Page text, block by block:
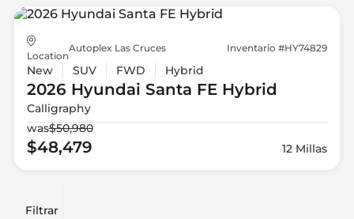
Filtrar por
Location
Autoplex Las Cruces Inventario #HY74829
New SUV FWD Hybrid
2026 Hyundai Santa FE Hybrid
Calligraphy
was$50,980
$48,479 12 Millas